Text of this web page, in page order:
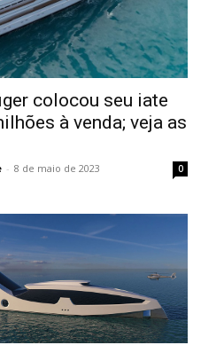
colocou seu iate
à venda; veja as
- 8 de maio de 2023 0